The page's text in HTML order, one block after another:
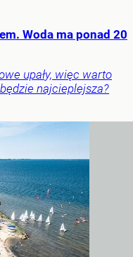
Woda ma ponad 20
upały, więc warto
najcieplejsza?